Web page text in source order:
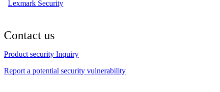
Lexmark Security
Contact us
Product security Inquiry
Report a potential security vulnerability